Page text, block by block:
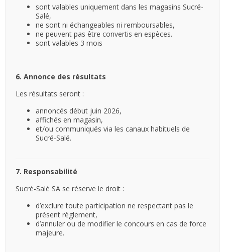
sont valables uniquement dans les magasins Sucré-
Salé,
ne sont ni échangeables ni remboursables,
ne peuvent pas être convertis en espèces.
sont valables 3 mois
6. Annonce des résultats
Les résultats seront :
annoncés début juin 2026,
affichés en magasin,
et/ou communiqués via les canaux habituels de
Sucré-Salé.
7. Responsabilité
Sucré-Salé SA se réserve le droit :
d’exclure toute participation ne respectant pas le
présent règlement,
d’annuler ou de modifier le concours en cas de force
majeure.